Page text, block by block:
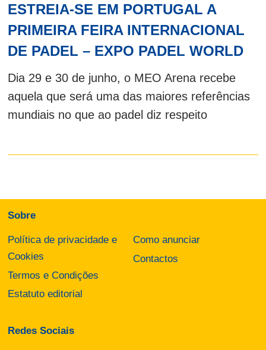
ESTREIA-SE EM PORTUGAL A
PRIMEIRA FEIRA INTERNACIONAL
DE PADEL – EXPO PADEL WORLD
Dia 29 e 30 de junho, o MEO Arena recebe
aquela que será uma das maiores referências
mundiais no que ao padel diz respeito
Sobre
Política de privacidade e
Cookies
Termos e Condições
Estatuto editorial
Como anunciar
Contactos
Redes Sociais